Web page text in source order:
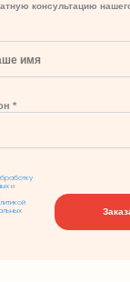
консультацию
*
и